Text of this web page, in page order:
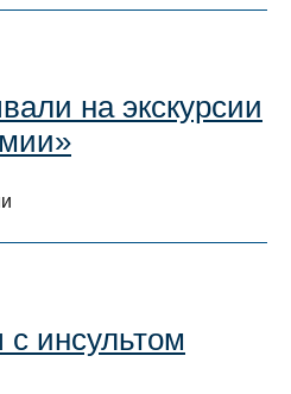
на экскурсии
инсультом